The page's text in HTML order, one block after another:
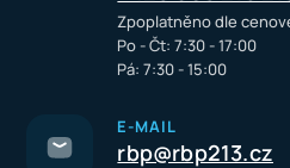
Zpoplatněno dle
Po - Čt: 7:30 - 17:00
Pá: 7:30 - 15:00
E-MAIL
rbp@rbp213.cz